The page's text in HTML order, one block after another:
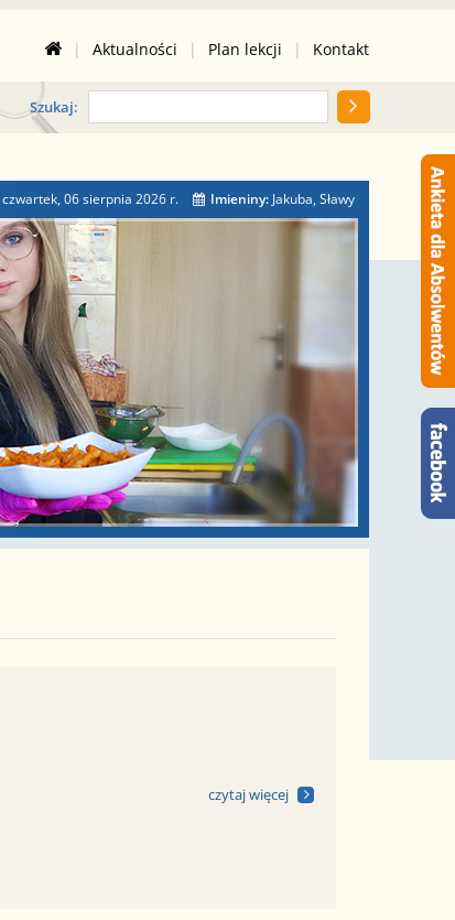
| Aktualności | Plan lekcji | Kontakt
Szukaj:
czwartek, 06 sierpnia 2026 r. Imieniny: Jakuba, Sławy
czytaj więcej